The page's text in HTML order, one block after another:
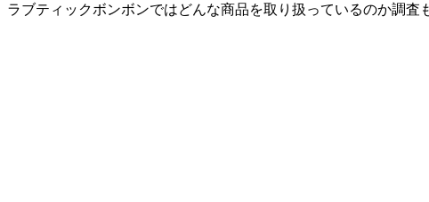
ラブティックボンボンではどんな商品を取り扱っているのか調